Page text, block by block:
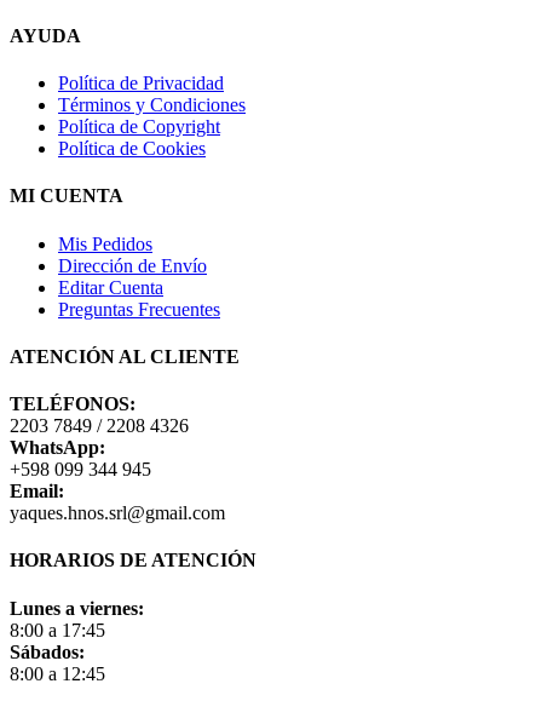
AYUDA
Política de Privacidad
Términos y Condiciones
Política de Copyright
Política de Cookies
MI CUENTA
Mis Pedidos
Dirección de Envío
Editar Cuenta
Preguntas Frecuentes
ATENCIÓN AL CLIENTE
TELÉFONOS:
2203 7849 / 2208 4326
WhatsApp:
+598 099 344 945
Email:
yaques.hnos.srl@gmail.com
HORARIOS DE ATENCIÓN
Lunes a viernes:
8:00 a 17:45
Sábados:
8:00 a 12:45